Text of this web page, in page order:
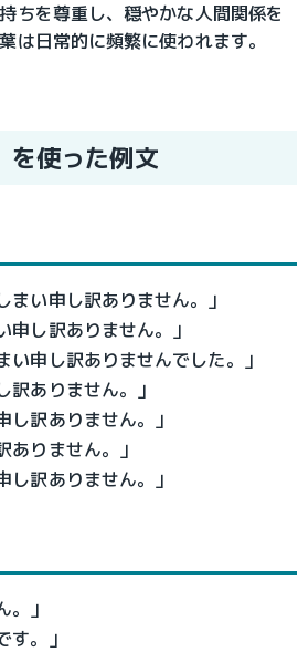
ちを尊重し、穏やかな人間関係を
は日常的に頻繁に使われます。
を使った例文
まい申し訳ありません。」
申し訳ありません。」
い申し訳ありませんでした。」
訳ありません。」
し訳ありません。」
ありません。」
し訳ありません。」
」
す。」